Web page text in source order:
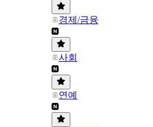
경제/금융
사회
연예